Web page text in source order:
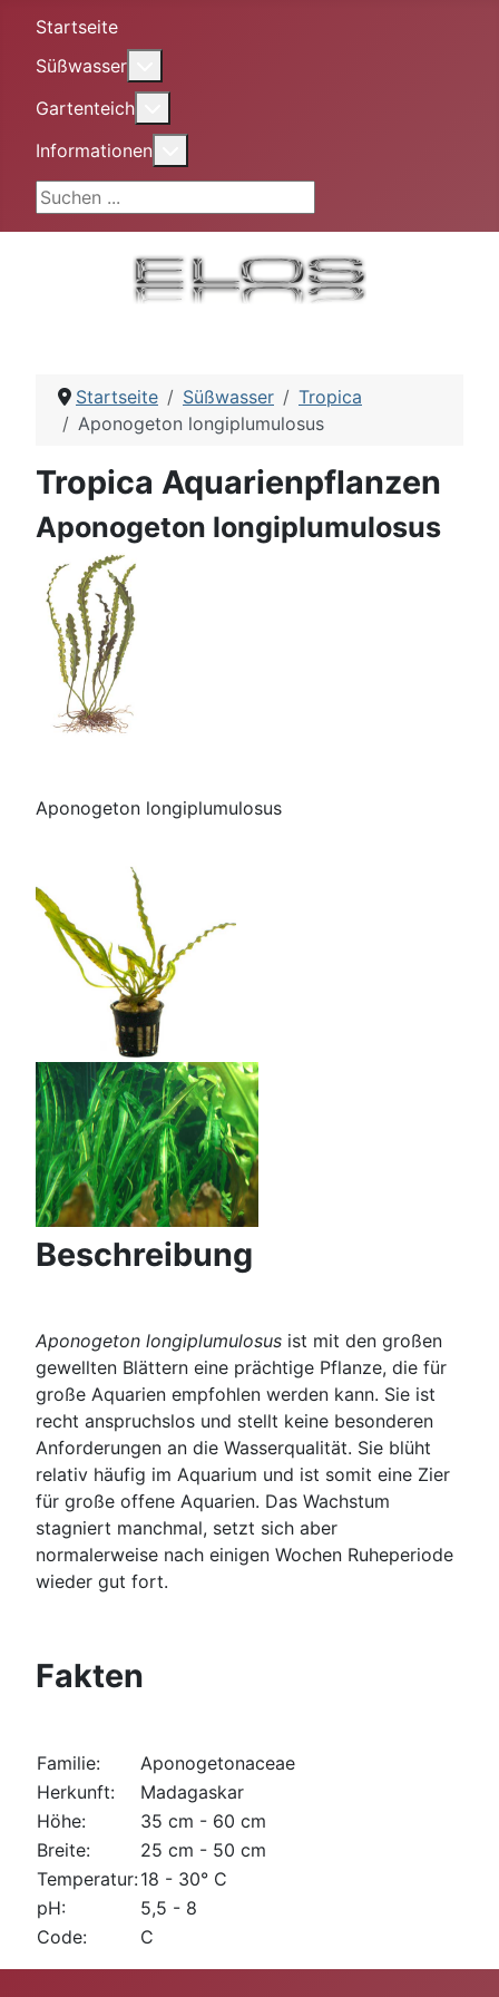
Startseite
Süßwasser
Gartenteich
Informationen
Suchen ...
Startseite Süßwasser
Tropica
Aponogeton longiplumulosus
Tropica Aquarienpflanzen
Aponogeton longiplumulosus
Aponogeton longiplumulosus
Beschreibung
Aponogeton longiplumulosus ist mit den großen
gewellten Blättern eine prächtige Pflanze, die für
große Aquarien empfohlen werden kann. Sie ist
recht anspruchslos und stellt keine besonderen
Anforderungen an die Wasserqualität. Sie blüht
relativ häufig im Aquarium und ist somit eine Zier
für große offene Aquarien. Das Wachstum
stagniert manchmal, setzt sich aber
normalerweise nach einigen Wochen Ruheperiode
wieder gut fort.
Fakten
Familie:
Aponogetonaceae
Herkunft:
Madagaskar
Höhe:
35 cm - 60 cm
Breite:
25 cm - 50 cm
Temperatur:18 - 30° C
pH:
5,5 - 8
Code:
C